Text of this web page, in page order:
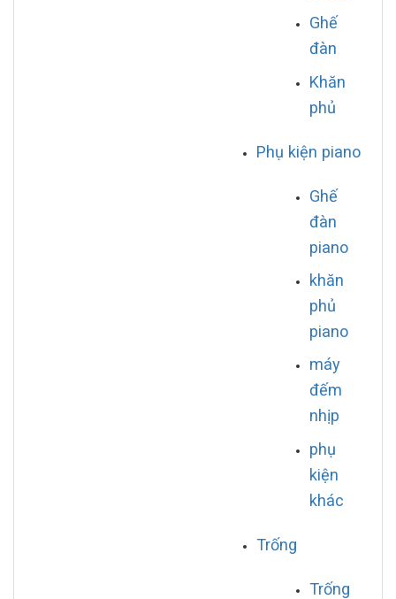
Ghế
đàn
Khăn
phủ
Phụ kiện piano
Ghế
đàn
piano
khăn
phủ
piano
máy
đếm
nhịp
phụ
kiện
khác
Trống
Trống